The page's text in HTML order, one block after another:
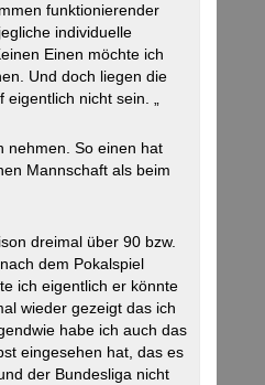
funktionierender
individuelle
Einen möchte ich
Und doch liegen die
nicht sein. „
nehmen. So einen hat
Mannschaft als beim
dreimal über 90 bzw.
dem Pokalspiel
ich eigentlich er könnte
wieder gezeigt das ich
habe ich auch das
eingesehen hat, das es
der Bundesliga nicht